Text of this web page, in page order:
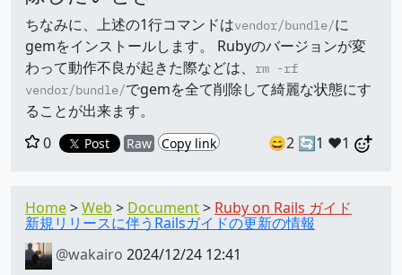
ちなみに、上述の1行コマンドはvendor/bundle/に
gemをインストールします。 Rubyのバージョンが変
わって動作不良が起きた際などは、
rm -rf
vendor/bundle/でgemを全て削除して綺麗な状態にす
ることが出来ます。
0
Post Raw Copy link 😄2 🔄1 ❤️1
Home Web Document Ruby on Rails ガイド
新規リリースに伴うRailsガイドの更新の情報
@wakairo 2024/12/24 12:41